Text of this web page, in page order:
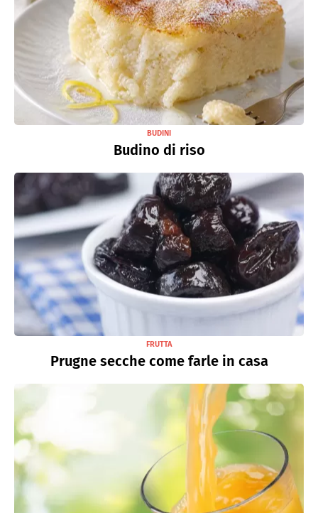
BUDINI
Budino di riso
FRUTTA
Prugne secche come farle in casa